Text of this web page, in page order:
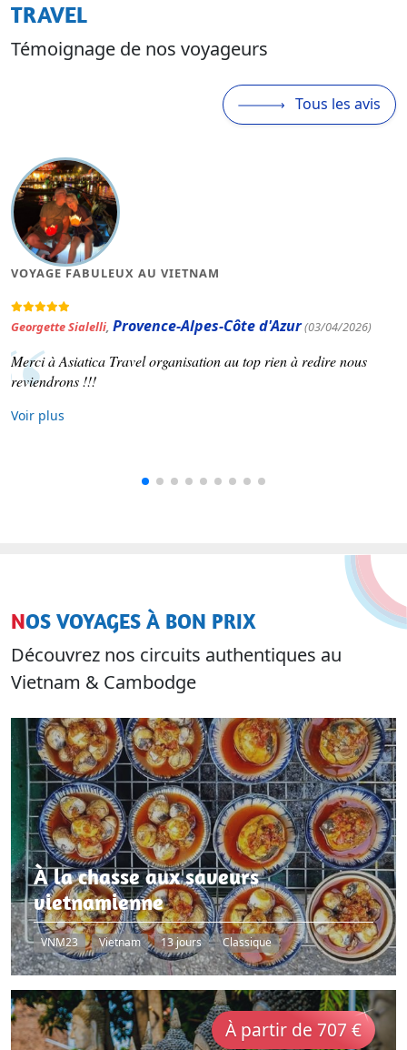
TRAVEL
Témoignage de nos voyageurs
Tous les avis
MAGNIFIQUE VOYAGE AU VIETNAM
Patrick Varinard,Occitanie(19/03/2026)
Asiatica travel nous a concocté un voyage selon nos souhaits.
NOS VOYAGES À BON PRIX
Découvrez nos circuits authentiques au
Vietnam & Cambodge
À la chasse aux saveurs
vietnamienne
VNM23 Vietnam 13 jours Classique
À partir de 707 €